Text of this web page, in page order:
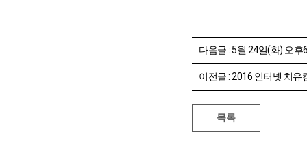
다음글 :5월 24일(화) 오후6시 - 심리학과 유학
이전글 : 2016 인터넷 치유캠프 멘토